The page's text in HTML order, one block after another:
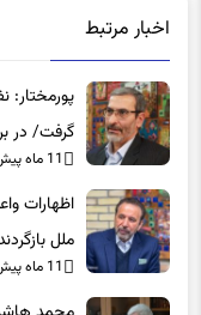
اخبار مرتبط
پورمختار:
گرفت/ در
عوامل
11 ماه پیش
ملل
11 ماه پیش